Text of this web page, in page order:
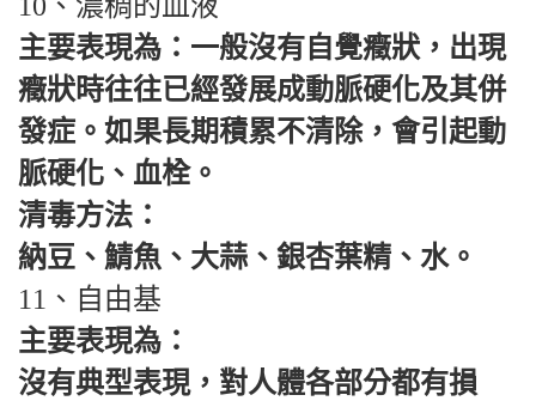
10、濃稠的血液
主要表現為：一般沒有自覺癥狀，出現
癥狀時往往已經發展成動脈硬化及其併
發症。如果長期積累不清除，會引起動
脈硬化、血栓。
清毒方法：
納豆、鯖魚、大蒜、銀杏葉精、水。
11、自由基
主要表現為：
沒有典型表現，對人體各部分都有損